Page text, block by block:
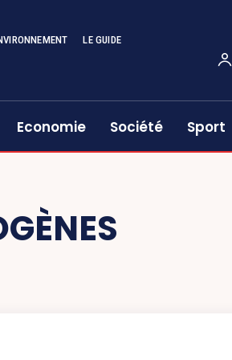
LE GUIDE
Economie Société Sport